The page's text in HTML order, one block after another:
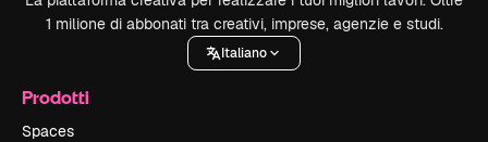
1 milione di abbonati tra creativi, imprese, agenzie e studi.
Italiano
Prodotti
Spaces